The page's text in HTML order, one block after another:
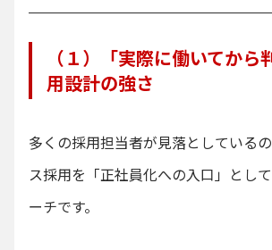
（１）「実際に働いてから
用設計の強さ
多くの採用担当者が見落としている
ス採用を「正社員化への入口」とし
ーチです。